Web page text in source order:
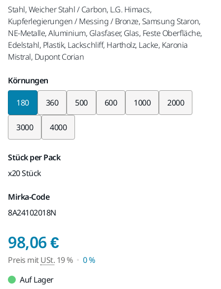
Stahl, Weicher Stahl / Carbon, L.G. Himacs,
Kupferlegierungen / Messing / Bronze, Samsung Staron,
NE-Metalle, Aluminium, Glasfaser, Glas, Feste Oberfläche,
Edelstahl, Plastik, Lackschliff, Hartholz, Lacke, Karonia
Mistral, Dupont Corian
Körnungen
180 360 500 600 1000 2000
3000 4000
Stück per Pack
x20 Stück
Mirka-Code
8A24102018N
98,06 €Preis mit USt. 19 %
Preis mitUSt. 19 %
0 %
Auf Lager